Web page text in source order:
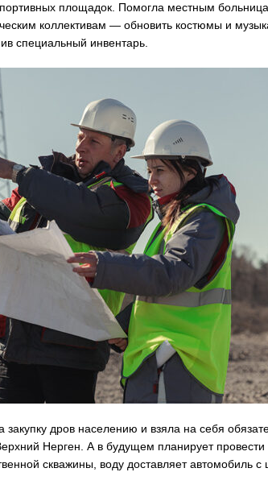
площадок. Помогла местным
коллективам — обновить костюмы и
специальный инвентарь.
дров населению и взяла на себя
Нерген. А в будущем планирует
скважины, воду доставляет автомобиль с